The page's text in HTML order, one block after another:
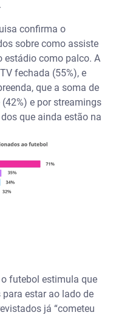
confirma o
sobre como assiste
estádio como palco. A
fechada (55%), e
que a soma de
e por streamings
que ainda estão na
futebol estimula que
estar ao lado de
já “cometeu